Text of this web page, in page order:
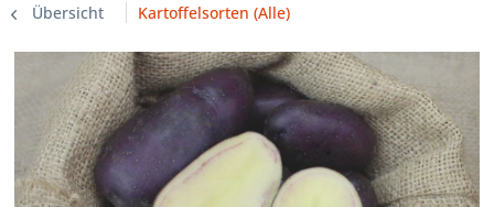
Übersicht Kartoffelsorten (Alle)